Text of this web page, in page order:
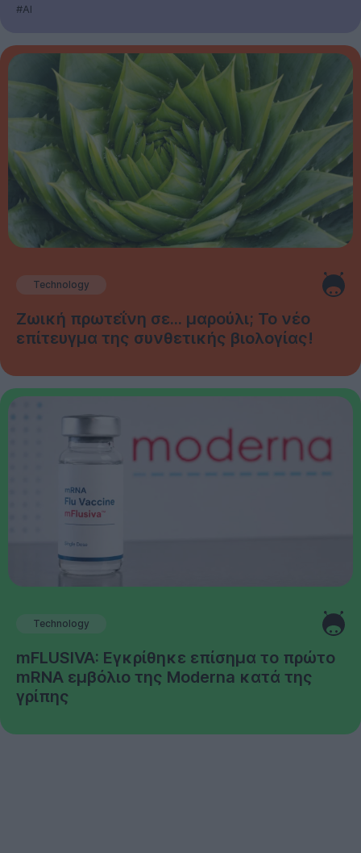
#AI
Technology
Ζωική πρωτεΐνη σε... μαρούλι; Το νέο
επίτευγμα της συνθετικής βιολογίας!
Technology
mFLUSIVA: Εγκρίθηκε επίσημα το πρώτο
mRNA εμβόλιο της Moderna κατά της
γρίπης